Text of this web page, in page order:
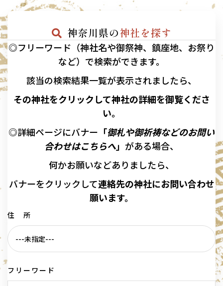
神奈川県の神社を探す
◎フリーワード（神社名や御祭神、鎮座地、お祭り
など）で検索ができます。
該当の検索結果一覧が表示されましたら、
その神社をクリックして神社の詳細を御覧くださ
い。
◎詳細ページにバナー 「御札や御祈祷などのお問い
合わせはこちらへ」 がある場合、
何かお願いなどありましたら、
バナーをクリックして連絡先の神社にお問い合わせ
願います。
住 所
フリーワード